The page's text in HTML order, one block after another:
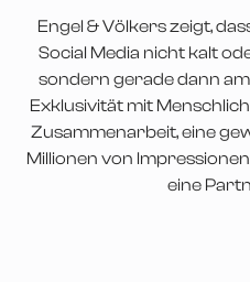
Engel & Völkers zeigt,
Social Media nicht kalt
sondern gerade dann
Exklusivität mit
Zusammenarbeit, eine
Millionen von
eine